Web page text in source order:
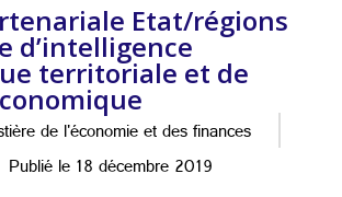
Etat/régions
d’intelligence
territoriale et de
de l'économie et des finances
Publié le 18 décembre 2019